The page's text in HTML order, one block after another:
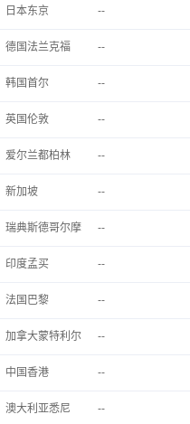
日本东京 --
德国法兰克福 --
韩国首尔 --
英国伦敦 --
爱尔兰都柏林 --
新加坡 --
瑞典斯德哥尔摩 --
印度孟买 --
法国巴黎 --
加拿大蒙特利尔 --
中国香港 --
澳大利亚悉尼 --